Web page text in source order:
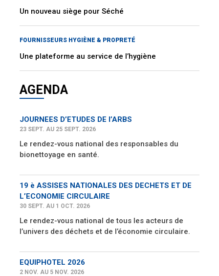
Un nouveau siège pour Séché
FOURNISSEURS HYGIÈNE & PROPRETÉ
Une plateforme au service de l’hygiène
AGENDA
JOURNEES D’ETUDES DE l’ARBS
23 SEPT. AU 25 SEPT. 2026
Le rendez-vous national des responsables du
bionettoyage en santé.
19 è ASSISES NATIONALES DES DECHETS ET DE
L’ECONOMIE CIRCULAIRE
30 SEPT. AU 1 OCT. 2026
Le rendez-vous national de tous les acteurs de
l’univers des déchets et de l’économie circulaire.
EQUIPHOTEL 2026
2 NOV. AU 5 NOV. 2026